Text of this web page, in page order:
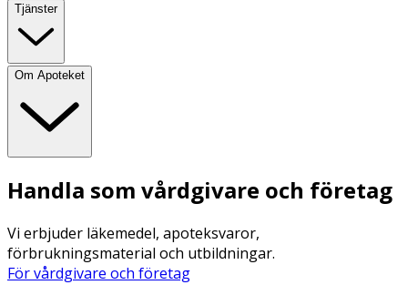
Tjänster
Om Apoteket
Handla som vårdgivare och företag
Vi erbjuder läkemedel, apoteksvaror,
förbrukningsmaterial och utbildningar.
För vårdgivare och företag